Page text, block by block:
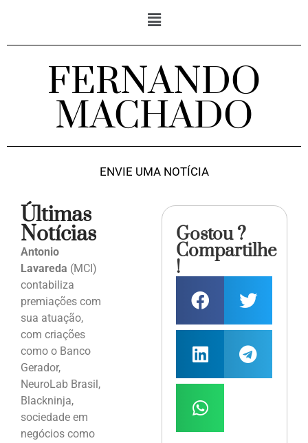
FERNANDO
MACHADO
ENVIE UMA NOTÍCIA
Últimas
Notícias
Antonio
Lavareda (MCI)
contabiliza
premiações com
sua atuação,
com criações
como o Banco
Gerador,
NeuroLab Brasil,
Blackninja,
sociedade em
negócios como
Gostou ?
Compartilhe
!